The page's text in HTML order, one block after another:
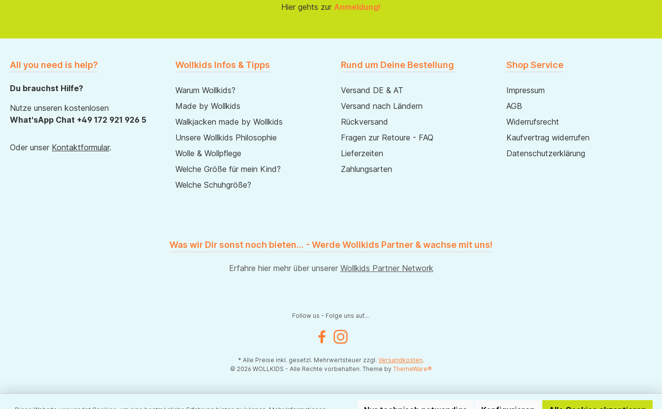
Hier gehts zur Anmeldung!
All you need is help?
Du brauchst Hilfe?
Nutze unseren kostenlosen
What'sApp Chat +49 172 921 926 5
Oder unser Kontaktformular.
Wollkids Infos & Tipps
Warum Wollkids?
Made by Wollkids
Walkjacken made by Wollkids
Unsere Wollkids Philosophie
Wolle & Wollpflege
Welche Größe für mein Kind?
Welche Schuhgröße?
Rund um Deine Bestellung
Versand DE & AT
Versand nach Ländern
Rückversand
Fragen zur Retoure - FAQ
Lieferzeiten
Zahlungsarten
Shop Service
Impressum
AGB
Widerrufsrecht
Kaufvertrag widerrufen
Datenschutzerklärung
Was wir Dir sonst noch bieten... - Werde Wollkids Partner & wachse mit uns!
Erfahre hier mehr über unserer Wollkids Partner Network
Follow us - Folge uns auf....
FacebookInstagram
* Alle Preise inkl. gesetzl. Mehrwertsteuer zzgl. Versandkosten.
© 2026 WOLLKIDS - Alle Rechte vorbehalten. Theme by ThemeWare®